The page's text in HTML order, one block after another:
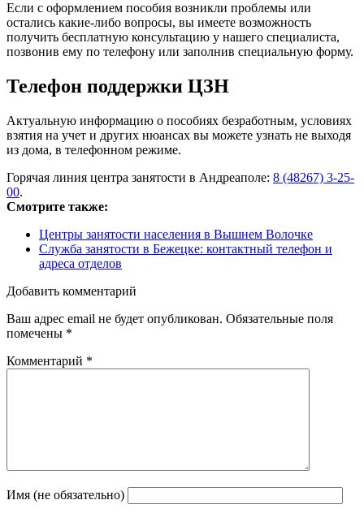
Если с оформлением пособия возникли проблемы или
остались какие-либо вопросы, вы имеете возможность
получить бесплатную консультацию у нашего специалиста,
позвонив ему по телефону или заполнив специальную форму.
Телефон поддержки ЦЗН
Актуальную информацию о пособиях безработным, условиях
взятия на учет и других нюансах вы можете узнать не выходя
из дома, в телефонном режиме.
Горячая линия центра занятости в Андреаполе: 8 (48267) 3-25-
00.
Смотрите также:
Центры занятости населения в Вышнем Волочке
Служба занятости в Бежецке: контактный телефон и
адреса отделов
Добавить комментарий
Ваш адрес email не будет опубликован. Обязательные поля
помечены *
Комментарий *
Имя (не обязательно)